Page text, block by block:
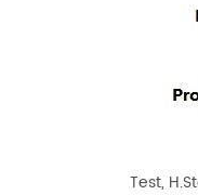
Test,